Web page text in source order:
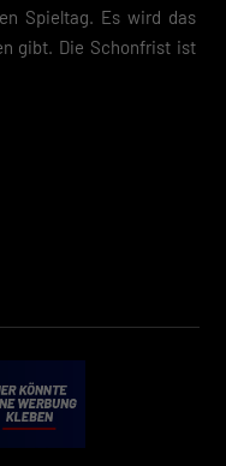
Spieltag. Es wird das
gibt. Die Schonfrist ist